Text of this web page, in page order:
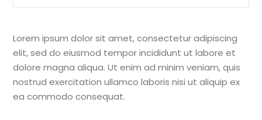
Lorem ipsum dolor sit amet, consectetur adipiscing
elit, sed do eiusmod tempor incididunt ut labore et
dolore magna aliqua. Ut enim ad minim veniam, quis
nostrud exercitation ullamco laboris nisi ut aliquip ex
ea commodo consequat.